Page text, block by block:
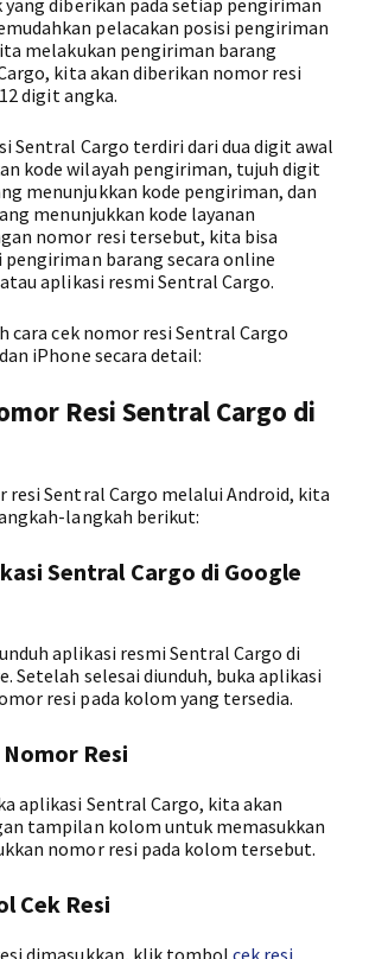
yang diberikan pada setiap pengiriman
pelacakan posisi pengiriman
melakukan pengiriman barang
kita akan diberikan nomor resi
digit angka.
Sentral Cargo terdiri dari dua digit awal
kode wilayah pengiriman, tujuh digit
menunjukkan kode pengiriman, dan
menunjukkan kode layanan
nomor resi tersebut, kita bisa
pengiriman barang secara online
aplikasi resmi Sentral Cargo.
cara cek nomor resi Sentral Cargo
iPhone secara detail:
Resi Sentral Cargo di
resi Sentral Cargo melalui Android, kita
langkah berikut:
Sentral Cargo di Google
aplikasi resmi Sentral Cargo di
Setelah selesai diunduh, buka aplikasi
resi pada kolom yang tersedia.
Resi
aplikasi Sentral Cargo, kita akan
tampilan kolom untuk memasukkan
nomor resi pada kolom tersebut.
Cek Resi
dimasukkan, klik tombolcek resi